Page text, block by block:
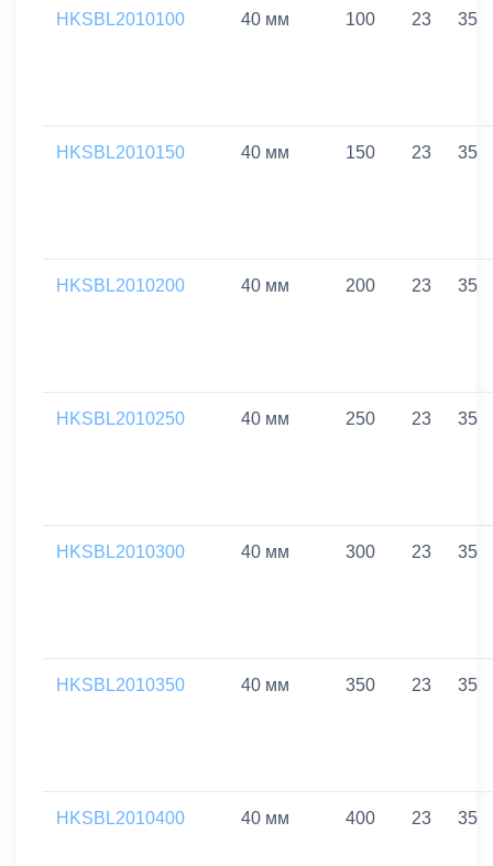
HKSBL2010100 40 мм 100 23 35
HKSBL2010150 40 мм 150 23 35
HKSBL2010200 40 мм 200 23 35
HKSBL2010250 40 мм 250 23 35
HKSBL2010300 40 мм 300 23 35
HKSBL2010350 40 мм 350 23 35
HKSBL2010400 40 мм 400 23 35